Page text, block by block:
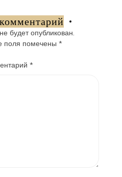
будет опубликован.
поля помечены *
*